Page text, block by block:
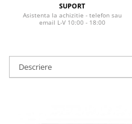
SUPORT
Asistenta la achizitie - telefon sau
email L-V 10:00 - 18:00
Descriere